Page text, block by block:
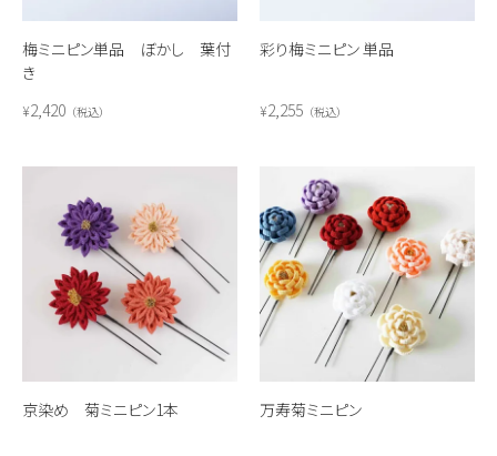
梅ミニピン単品 ぼかし 葉付
き
¥2,420 税込
彩り梅ミニピン 単品
¥2,255 税込
京染め 菊ミニピン1本 万寿菊ミニピン